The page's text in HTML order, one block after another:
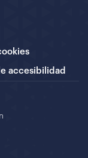
accesibilidad